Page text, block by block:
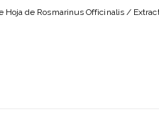
de Rosmarinus Officinalis /